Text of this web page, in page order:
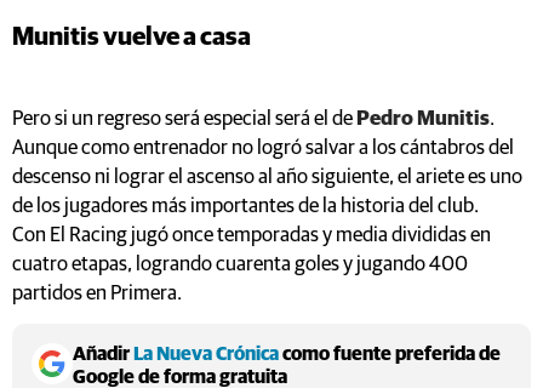
Munitis vuelve a casa
Pero si un regreso será especial será el de Pedro Munitis.
Aunque como entrenador no logró salvar a los cántabros del
descenso ni lograr el ascenso al año siguiente, el ariete es uno
de los jugadores más importantes de la historia del club.
Con El Racing jugó once temporadas y media divididas en
cuatro etapas, logrando cuarenta goles y jugando 400
partidos en Primera.
AñadirLa Nueva Crónicacomo fuente preferida de
Google de forma gratuita